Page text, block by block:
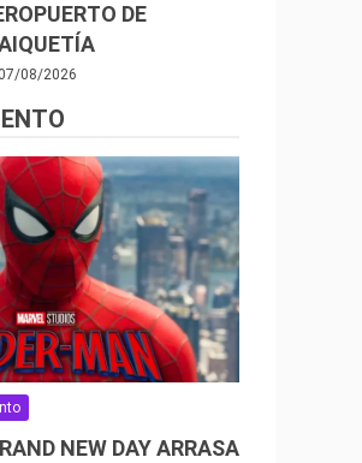
DE
08/2026
NEW DAY ARRASA